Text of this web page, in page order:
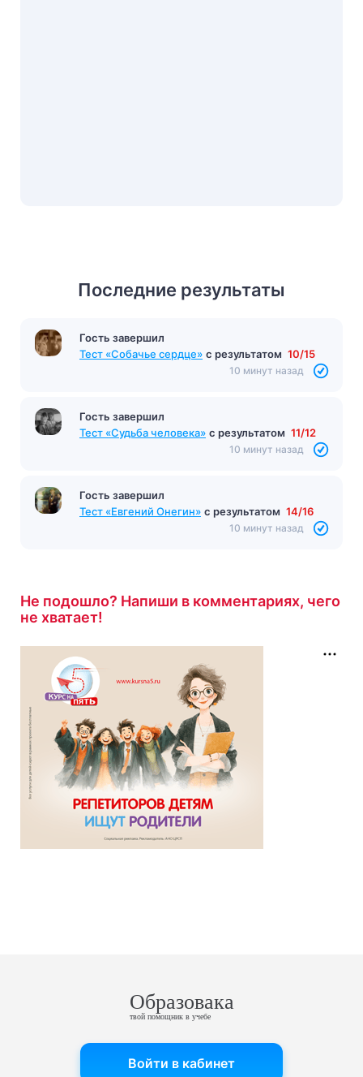
Последние результаты
Гость завершил
Тест «Собачье сердце» с результатом 10/15
10 минут назад
Гость завершил
Тест «Судьба человека» с результатом 11/12
10 минут назад
Гость завершил
Тест «Евгений Онегин» с результатом 14/16
10 минут назад
Не подошло? Напиши в комментариях, чего
не хватает!
Образовака
твой помощник в учебе
Войти в кабинет